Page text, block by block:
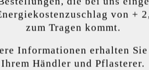
moderne Steinlänge und die
Steinsystem. Darüber hinaus
für die Außen- und die
von +
zum Tragen kommt.
Informationen erhalten
Ihrem Händler und Pflasterer.